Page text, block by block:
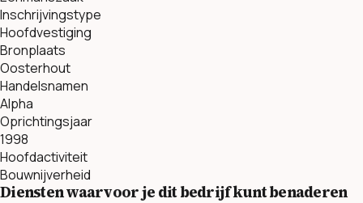
Inschrijvingstype
Hoofdvestiging
Bronplaats
Oosterhout
Handelsnamen
Alpha
Oprichtingsjaar
1998
Hoofdactiviteit
Bouwnijverheid
Diensten waarvoor je dit bedrijf kunt benaderen